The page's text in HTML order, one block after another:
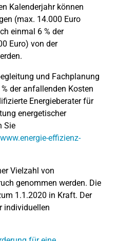
Kalenderjahr können
(max. 14.000 Euro
einmal 6 % der
Euro) von der
und Fachplanung
der anfallenden Kosten
Energieberater für
energetischer
Sie
www.energie-effizienz-
Vielzahl von
genommen werden. Die
1.1.2020 in Kraft. Der
individuellen